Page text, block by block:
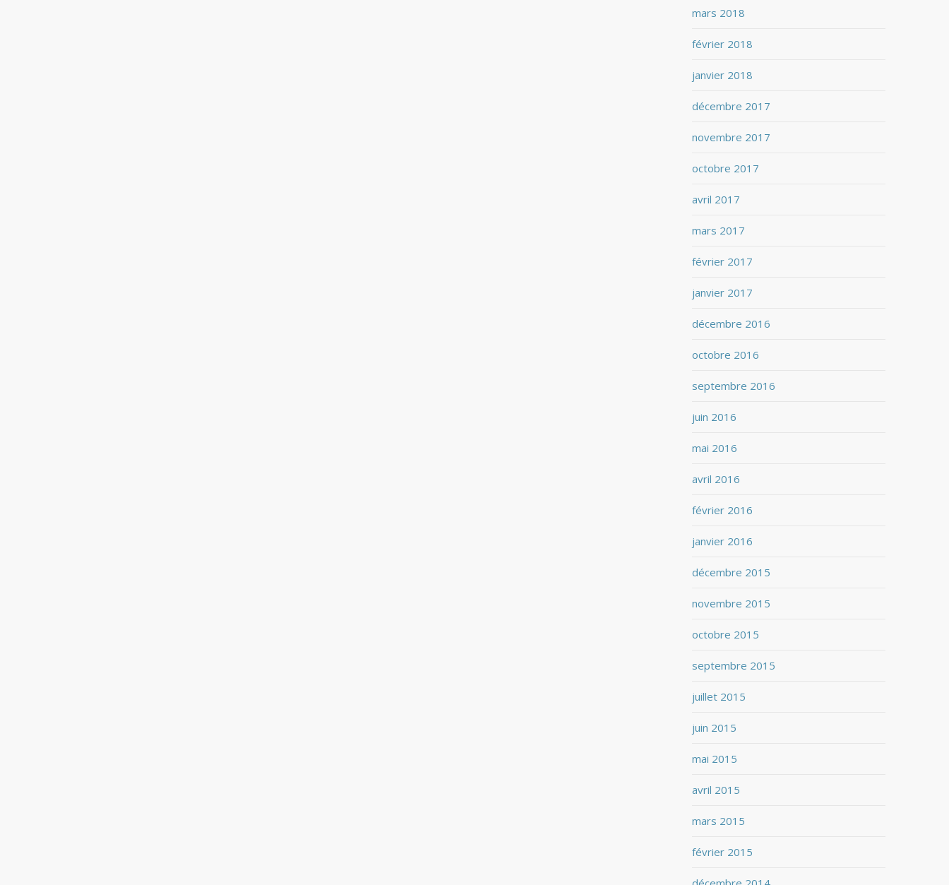
mars 2018
février 2018
janvier 2018
décembre 2017
novembre 2017
octobre 2017
avril 2017
mars 2017
février 2017
janvier 2017
décembre 2016
octobre 2016
septembre 2016
juin 2016
mai 2016
avril 2016
février 2016
janvier 2016
décembre 2015
novembre 2015
octobre 2015
septembre 2015
juillet 2015
juin 2015
mai 2015
avril 2015
mars 2015
février 2015